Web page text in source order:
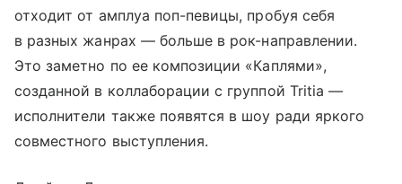
отходит от амплуа поп-певицы, пробуя себя
в разных жанрах — больше в рок-направлении.
Это заметно по ее композиции «Каплями»,
созданной в коллаборации с группой Tritia —
исполнители также появятся в шоу ради яркого
совместного выступления.